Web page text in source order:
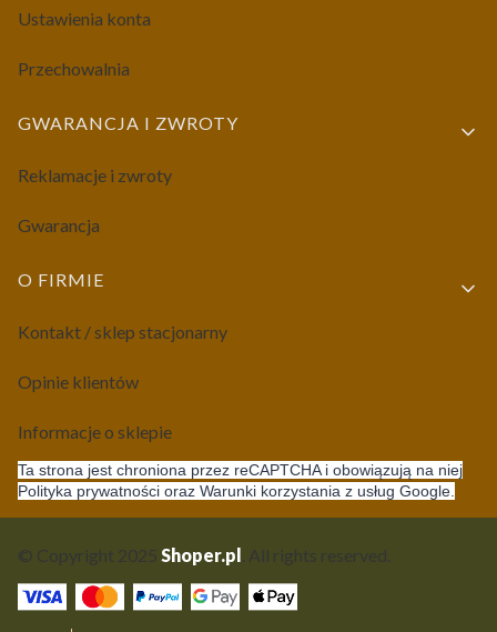
Ustawienia konta
Przechowalnia
GWARANCJA I ZWROTY
Reklamacje i zwroty
Gwarancja
O FIRMIE
Kontakt / sklep stacjonarny
Opinie klientów
Informacje o sklepie
Ta strona jest chroniona przez reCAPTCHA i obowiązują na niej
Polityka prywatności oraz Warunki korzystania z usług Google.
Shoper.pl